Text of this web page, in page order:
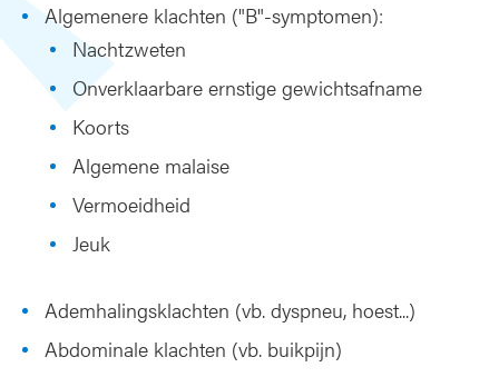
Algemenere klachten ("B"-symptomen):
Nachtzweten
Onverklaarbare ernstige gewichtsafname
Koorts
Algemene malaise
Vermoeidheid
Jeuk
Ademhalingsklachten (vb. dyspneu, hoest...)
Abdominale klachten (vb. buikpijn)